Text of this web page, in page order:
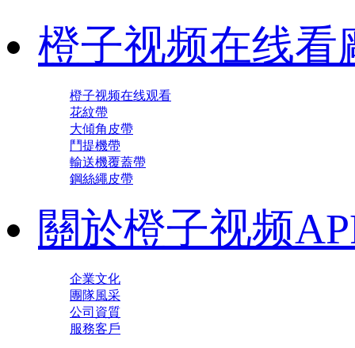
橙子视频在线看
橙子视频在线观看
花紋帶
大傾角皮帶
鬥提機帶
輸送機覆蓋帶
鋼絲繩皮帶
關於橙子视频
企業文化
團隊風采
公司資質
服務客戶